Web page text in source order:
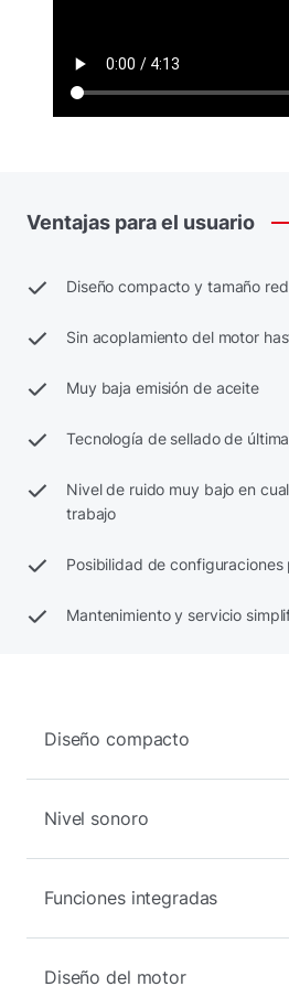
Ventajas parael usuario
Diseño compacto y tamaño
Sin acoplamiento del motor
Muy baja emisión de aceite
Tecnología de sellado de
Nivel de ruido muy bajo en
trabajo
Posibilidad de configuraciones
Mantenimiento y servicio
Diseño compacto
Nivel sonoro
Funciones integradas
Diseño del motor